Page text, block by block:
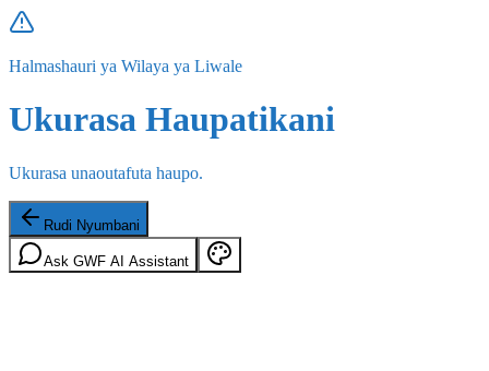
Halmashauri ya Wilaya ya Liwale
Ukurasa Haupatikani
Ukurasa unaoutafuta haupo.
Rudi Nyumbani
Ask GWF AI Assistant